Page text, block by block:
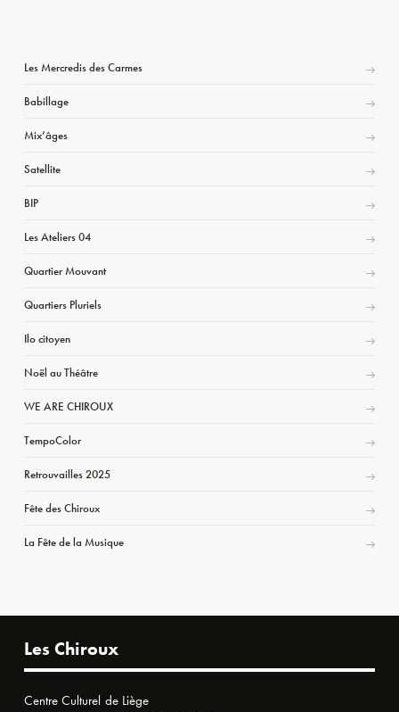
Les Mercredis des Carmes
Babillage
Mix’âges
Satellite
BIP
Les Ateliers 04
Quartier Mouvant
Quartiers Pluriels
Ilo citoyen
Noël au Théâtre
WE ARE CHIROUX
TempoColor
Retrouvailles 2025
Fête des Chiroux
La Fête de la Musique
Les Chiroux
Centre Culturel de Liège